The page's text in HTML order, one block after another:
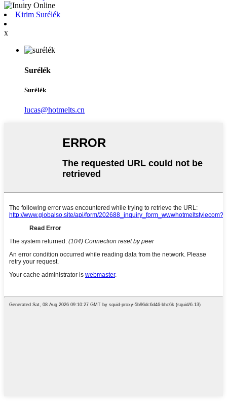
Kirim Surélék
x
Surélék
Surélék
lucas@hotmelts.cn